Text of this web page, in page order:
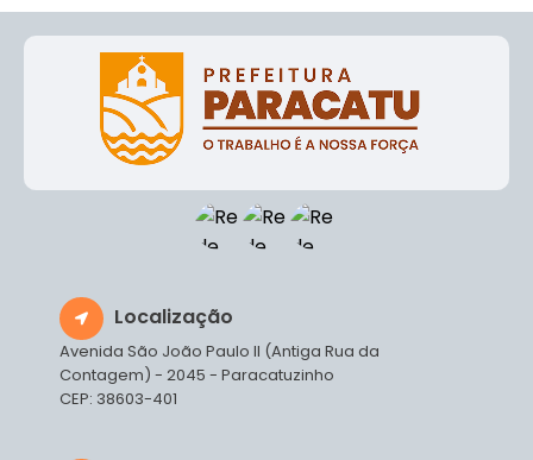
Localização
Avenida São João Paulo II (Antiga Rua da
Contagem) - 2045 - Paracatuzinho
CEP: 38603-401